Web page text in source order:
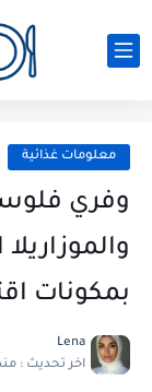
معلومات غذائية
وفري
بمكونات
Lena
اخر تحديث :